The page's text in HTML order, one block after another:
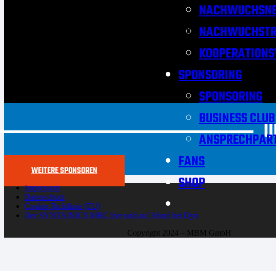
SPONSORING
SPONSORING
BUSINESS CLUB
FANS
SHOP
WEITERE SPONSOREN
Impressum
Datenschutz
Cookie-Richtlinie (EU)
Der SYNTAINICS MBC live und auf Abruf bei Dyn
Copyright 2024 – MBM GmbH